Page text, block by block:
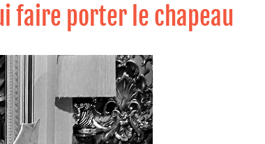
faire porter le chapeau